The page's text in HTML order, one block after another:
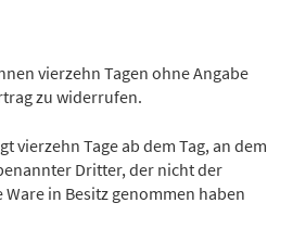
vierzehn Tagen ohne Angabe
zu widerrufen.
vierzehn Tage ab dem Tag, an dem
Dritter, der nicht der
in Besitz genommen haben